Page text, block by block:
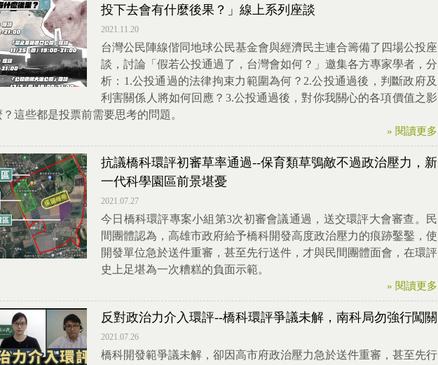
投下去會有什麼後果？​」線上系列座談
2021.11.20
台灣公民陣線偕同地球公民基金會與經濟民主連合籌備了四場公投座
談，討論「假若公投通過了，台灣會如何？」邀集各方專家學者，分
析：1.​公投通過的法律拘束力範圍為何？2.​公投通過後，判斷政府及
利害關係人將如何回應？​3.公投通過後，對你我關心的各項價值之影
這些都是投票前需要思考的問題。
» 閱讀更多
抗議橋科環評初審草率通過--保育類草鴞敵不過政治壓力，新
一代科學園區前景堪憂
2021.07.27
今日橋科環評專案小組第3次初審會議通過，送交環評大會審查。民
間團體認為，高雄市政府給予橋科開發高度政治壓力的痕跡鑿鑿，使
開發單位急於送件重審，甚至先行送件，才與民間團體面會，在環評
史上足堪為一次糟糕的負面示範。
» 閱讀更多
反對政治力介入環評--橋科環評爭議未解，南科局勿強行闖關
2021.07.26
橋科開發範爭議未解，卻因高市府政治壓力急於送件重審，甚至先行